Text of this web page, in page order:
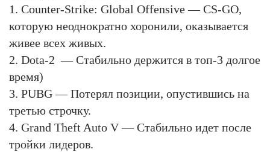
1. Counter-Strike: Global Offensive — CS-GO,
которую неоднократно хоронили, оказывается
живее всех живых.
2. Dota-2 — Стабильно держится в топ-3 долгое
время)
3. PUBG — Потерял позиции, опустившись на
третью строчку.
4. Grand Theft Auto V — Стабильно идет после
тройки лидеров.